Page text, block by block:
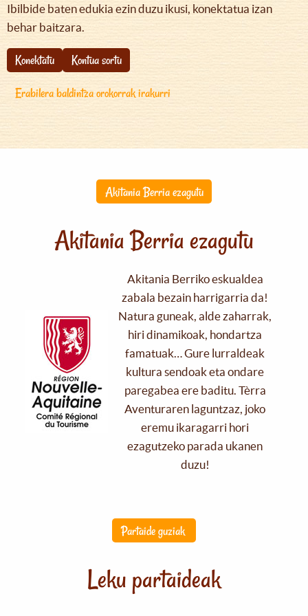
Ibilbide baten edukia ezin duzu ikusi, konektatua izan
behar baitzara.
Konektatu
Kontua sortu
Erabilera baldintza orokorrak irakurri
Akitania Berria ezagutu
Akitania Berria ezagutu
Akitania Berriko eskualdea
zabala bezain harrigarria da!
Natura guneak, alde zaharrak,
hiri dinamikoak, hondartza
famatuak… Gure lurraldeak
kultura sendoak eta ondare
paregabea ere baditu. Tèrra
Aventuraren laguntzaz, joko
eremu ikaragarri hori
ezagutzeko parada ukanen
duzu!
Partaide guziak
Leku partaideak